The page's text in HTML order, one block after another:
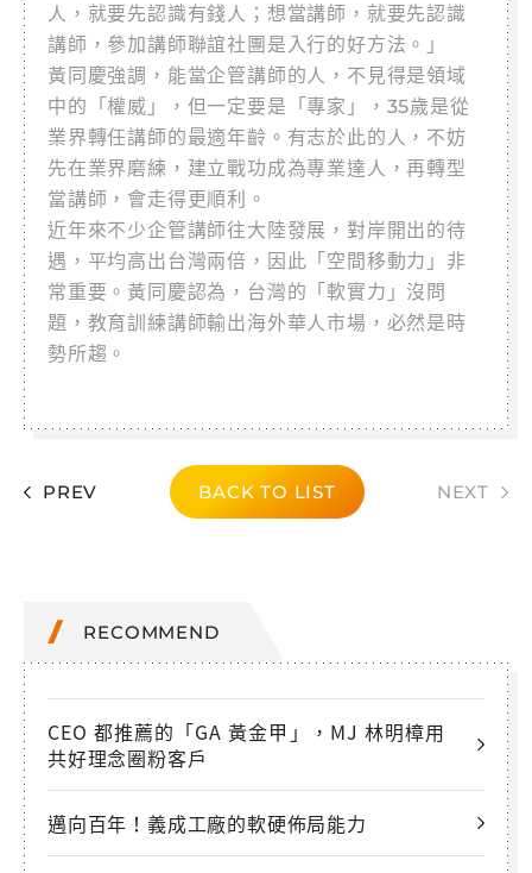
人，就要先認識有錢人；想當講師，就要先認識
講師，參加講師聯誼社團是入行的好方法。」
黃同慶強調，能當企管講師的人，不見得是領域
中的「權威」，但一定要是「專家」，35歲是從
業界轉任講師的最適年齡。有志於此的人，不妨
先在業界磨練，建立戰功成為專業達人，再轉型
當講師，會走得更順利。
近年來不少企管講師往大陸發展，對岸開出的待
遇，平均高出台灣兩倍，因此「空間移動力」非
常重要。黃同慶認為，台灣的「軟實力」沒問
題，教育訓練講師輸出海外華人市場，必然是時
勢所趨。
PREV BACK TO LIST NEXT
RECOMMEND
CEO 都推薦的「GA 黃金甲」，MJ 林明樟用
共好理念圈粉客戶
邁向百年！義成工廠的軟硬佈局能力